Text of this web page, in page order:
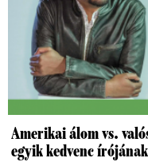
Amerikai álom vs.
egyik kedvenc